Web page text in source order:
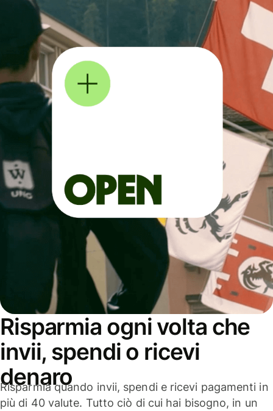
Risparmia ogni volta che
invii, spendi o ricevi
denaro
Risparmia quando invii, spendi e ricevi pagamenti in
più di 40 valute. Tutto ciò di cui hai bisogno, in un